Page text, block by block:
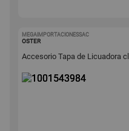
MEGAIMPORTACIONESSAC
OSTER
Accesorio Tapa de Licuadora